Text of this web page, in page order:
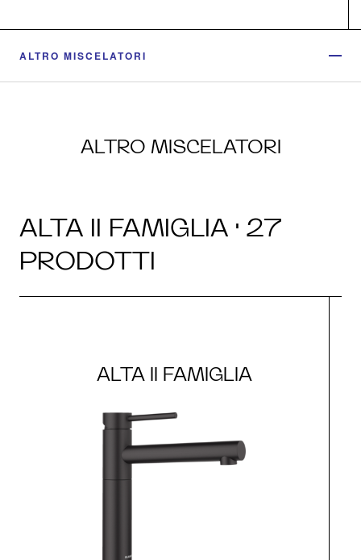
ALTRO MISCELATORI
ALTRO MISCELATORI
ALTA II FAMIGLIA · 27
PRODOTTI
ALTA II FAMIGLIA